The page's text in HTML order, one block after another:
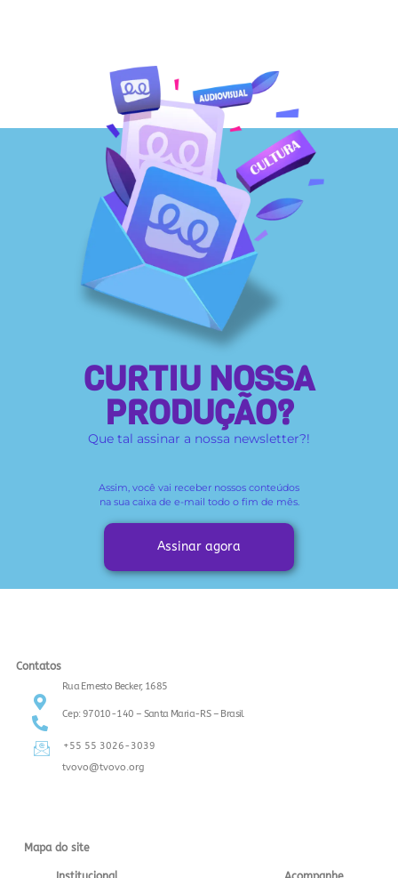
CURTIU NOSSA
PRODUÇÃO?
Que tal assinar a nossa newsletter?!
Assim, você vai receber nossos conteúdos
na sua caixa de e-mail todo o fim de mês.
Assinar agora
Contatos
Rua Ernesto Becker, 1685
Cep: 97010-140 – Santa Maria-RS – Brasil
+55 55 3026-3039
tvovo@tvovo.org
Mapa do site